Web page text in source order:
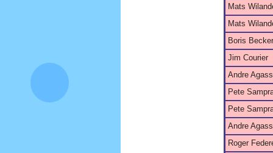
Mats
Mats
Boris Becker
Jim Courier
Andre
Pete
Pete
Andre
Roger